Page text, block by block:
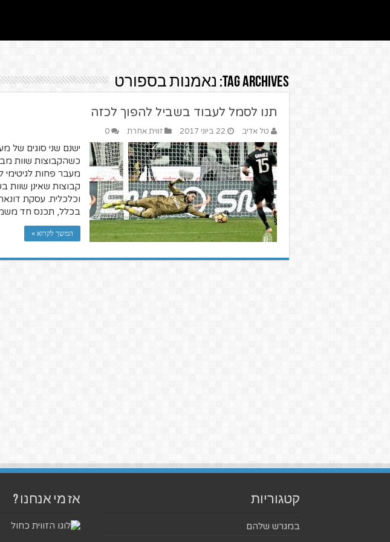
Tag Archives: נאמנות בספורט
תנו לסמל לעבוד בשביל להפוך לכזה
טל אדיב 22 ביוני 2017 זווית אחרת 0
ישנם שני סוגים של
כשהקבוצות שוות
מעבר פחות לגיטימי
קבוצות שאינן שוות
וכלכלית. עסקת
בכלל, תכנס חד
המשך לקרוא »
קטגוריות
במגרש שלהם
אז מי אנחנו ?